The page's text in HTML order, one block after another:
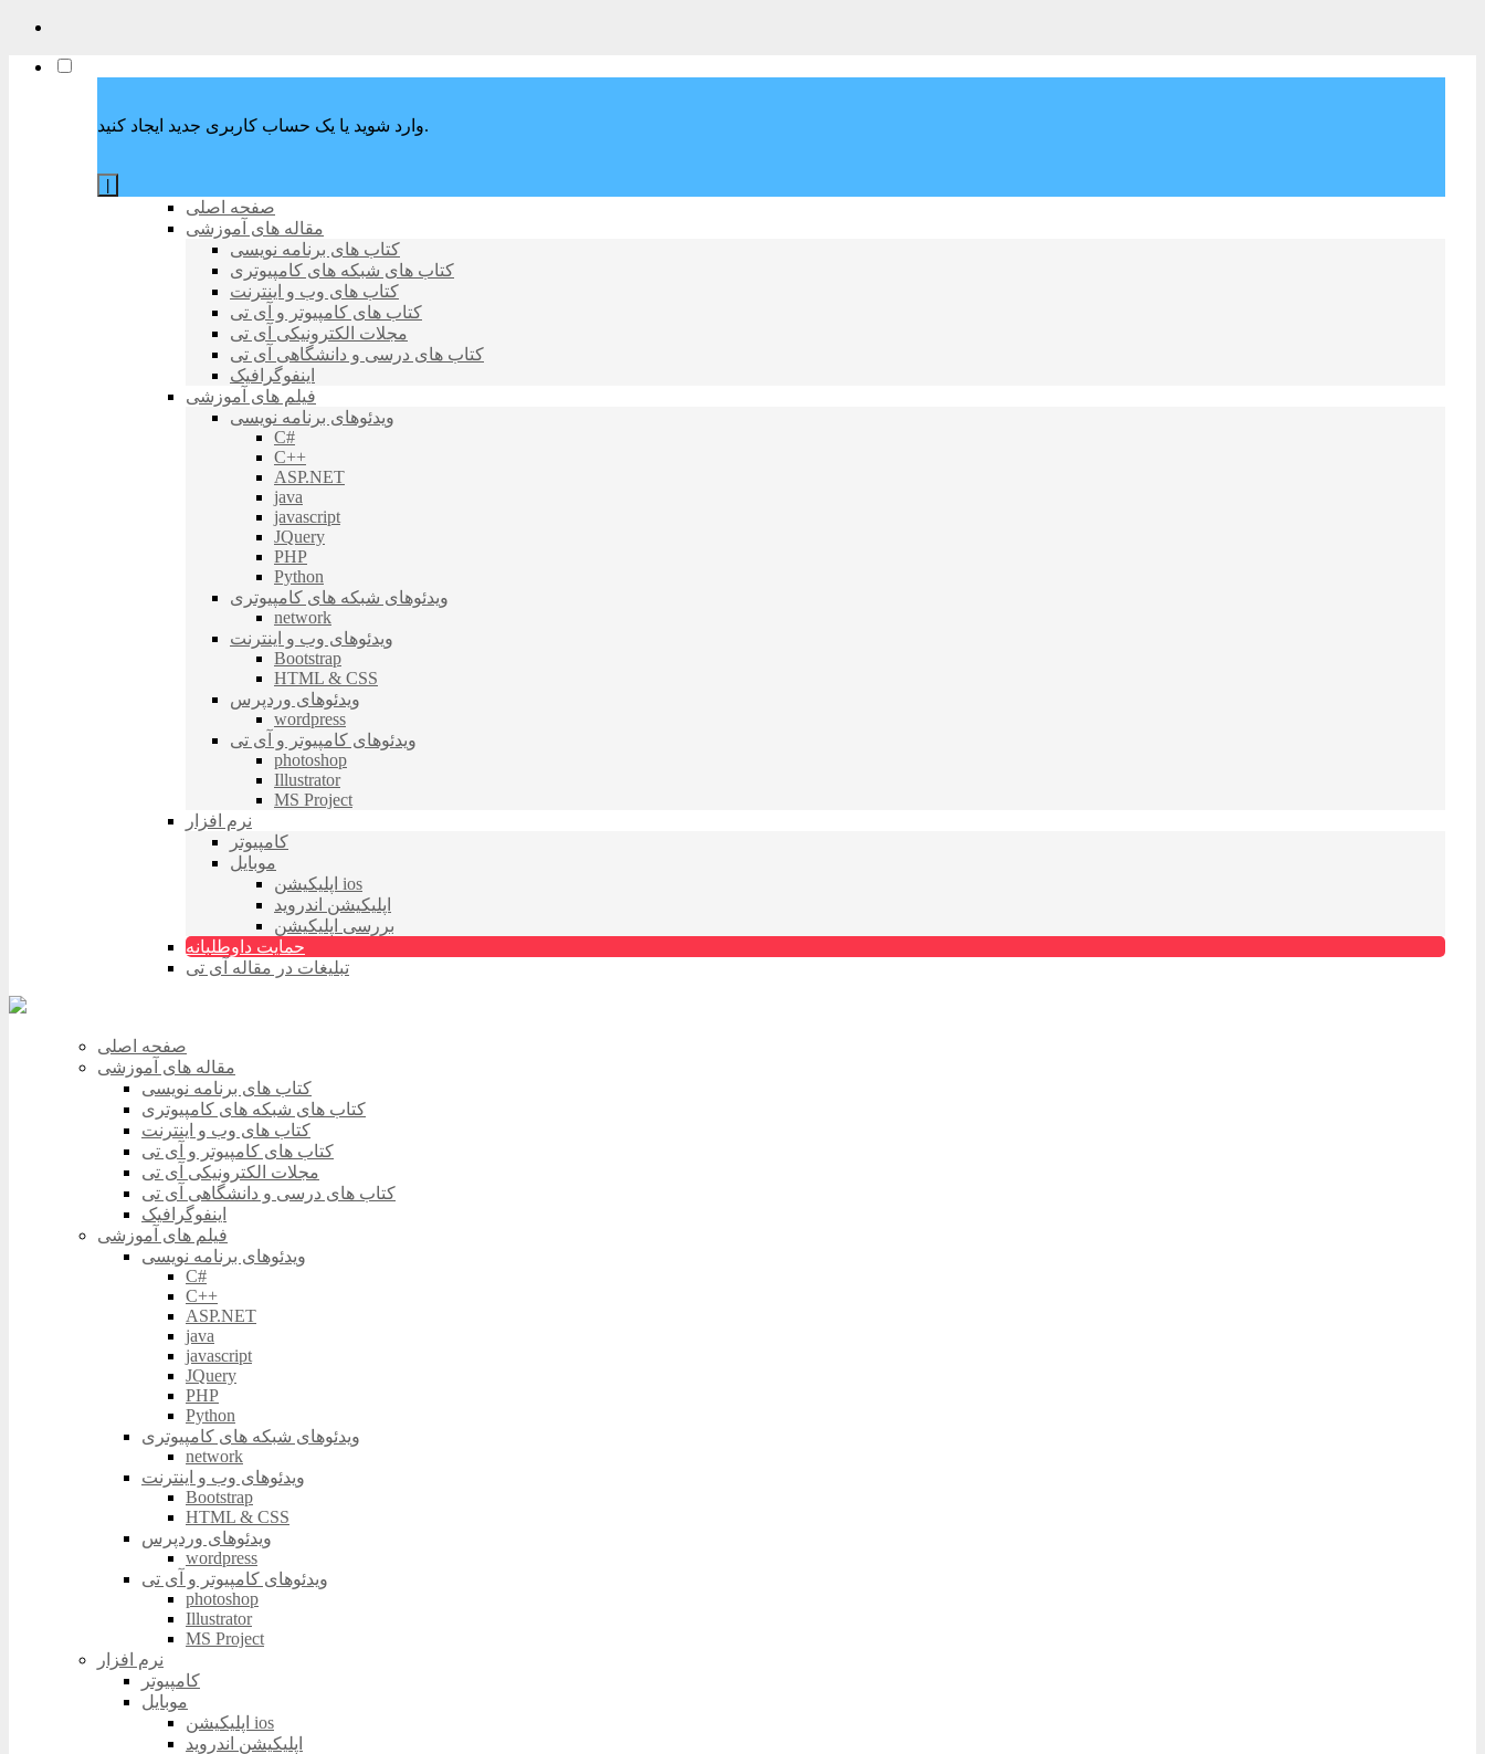
وارد شوید یا یک حساب کاربری جدید ایجاد کنید.
صفحه اصلی
مقاله های آموزشی
کتاب های برنامه نویسی
کتاب های شبکه های کامپیوتری
کتاب های وب و اینترنت
کتاب های کامپیوتر و آی تی
مجلات الکترونیکی آی تی
کتاب های درسی و دانشگاهی آی تی
اینفوگرافیک
فیلم های آموزشی
ویدئوهای برنامه نویسی
C#
C++
ASP.NET
java
javascript
JQuery
PHP
Python
ویدئوهای شبکه های کامپیوتری
network
ویدئوهای وب و اینترنت
Bootstrap
HTML & CSS
ویدئوهای وردپرس
wordpress
ویدئوهای کامپیوتر و آی تی
photoshop
Illustrator
MS Project
نرم افزار
کامپیوتر
موبایل
اپلیکیشن ios
اپلیکیشن اندروید
بررسی اپلیکیشن
حمایت داوطلبانه
تبلیغات در مقاله آی تی
صفحه اصلی
مقاله های آموزشی
کتاب های برنامه نویسی
کتاب های شبکه های کامپیوتری
کتاب های وب و اینترنت
کتاب های کامپیوتر و آی تی
مجلات الکترونیکی آی تی
کتاب های درسی و دانشگاهی آی تی
اینفوگرافیک
فیلم های آموزشی
ویدئوهای برنامه نویسی
C#
C++
ASP.NET
java
javascript
JQuery
PHP
Python
ویدئوهای شبکه های کامپیوتری
network
ویدئوهای وب و اینترنت
Bootstrap
HTML & CSS
ویدئوهای وردپرس
wordpress
ویدئوهای کامپیوتر و آی تی
photoshop
Illustrator
MS Project
نرم افزار
کامپیوتر
موبایل
اپلیکیشن ios
اپلیکیشن اندروید